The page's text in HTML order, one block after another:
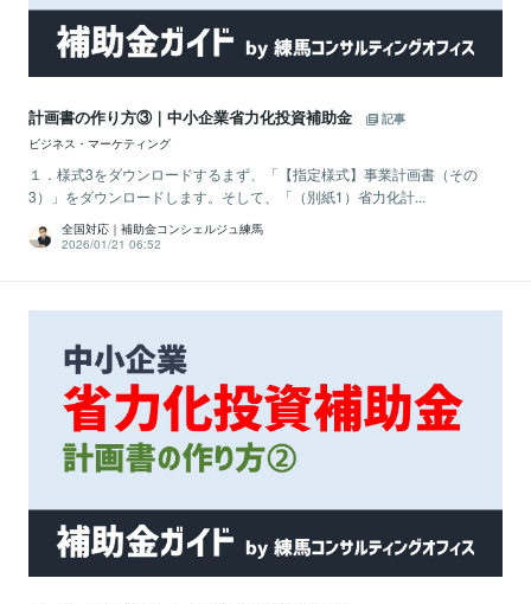
計画書の作り方③｜中小企業省力化投資補助金
記事
ビジネス・マーケティング
１．様式3をダウンロードするまず、「【指定様式】事業計画書（その
3）」をダウンロードします。そして、「（別紙1）省力化計...
全国対応｜補助金コンシェルジュ練馬
2026/01/21 06:52